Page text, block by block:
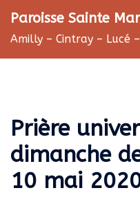
au
contenu
Paroisse Sainte
Amilly – Cintray – Lucé
Prière
dimanche
10 mai